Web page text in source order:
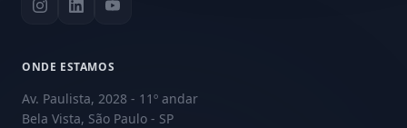
ONDE ESTAMOS
Av. Paulista, 2028 - 11º andar
Bela Vista, São Paulo - SP